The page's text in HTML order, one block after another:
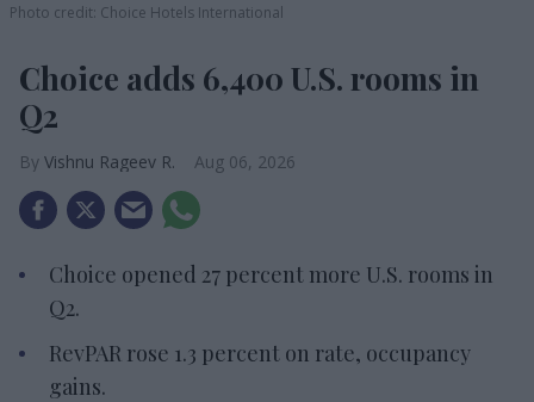
Photo credit: Choice Hotels International
Choice adds 6,400 U.S. rooms in
Q2
Vishnu Rageev R. Aug 06, 2026
Choice opened 27 percent more U.S. rooms in
Q2.
RevPAR rose 1.3 percent on rate, occupancy
gains.